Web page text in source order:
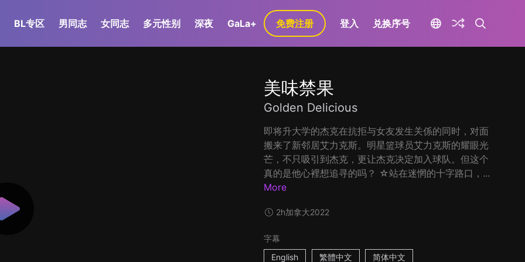
BL专区 男同志 女同志 多元性别 深夜 GaLa+ 免费注册 登入 兑换序号
美味禁果
Golden Delicious
即将升大学的杰克在抗拒与女友发生关係的同时，对面
搬来了新邻居艾力克斯。明星篮球员艾力克斯的耀眼光
芒，不只吸引到杰克，更让杰克决定加入球队。但这个
真的是他心裡想追寻的吗？ ☆站在迷惘的十字路口，...
More
2h加拿大2022
字幕
English
繁體中文 简体中文